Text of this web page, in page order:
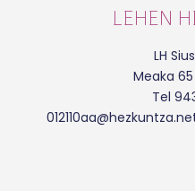
LEHEN
LH
Meaka 65
Tel